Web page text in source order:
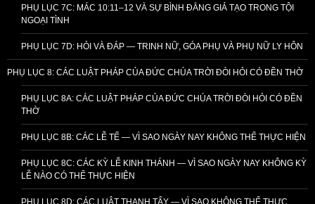
PHỤ LỤC 7C: MÁC 10:11–12 VÀ SỰ BÌNH ĐẲNG GIẢ TẠO TRONG TỘI
NGOẠI TÌNH
PHỤ LỤC 7D: HỎI VÀ ĐÁP — TRINH NỮ, GÓA PHỤ VÀ PHỤ NỮ LY HÔN
PHỤ LỤC 8: CÁC LUẬT PHÁP CỦA ĐỨC CHÚA TRỜI ĐÒI HỎI CÓ ĐỀN THỜ
PHỤ LỤC 8A: CÁC LUẬT PHÁP CỦA ĐỨC CHÚA TRỜI ĐÒI HỎI CÓ ĐỀN
THỜ
PHỤ LỤC 8B: CÁC LỄ TẾ — VÌ SAO NGÀY NAY KHÔNG THỂ THỰC HIỆN
PHỤ LỤC 8C: CÁC KỲ LỄ KINH THÁNH — VÌ SAO NGÀY NAY KHÔNG KỲ
LỄ NÀO CÓ THỂ THỰC HIỆN
PHỤ LỤC 8D: CÁC LUẬT THANH TẨY — VÌ SAO KHÔNG THỂ THỰC